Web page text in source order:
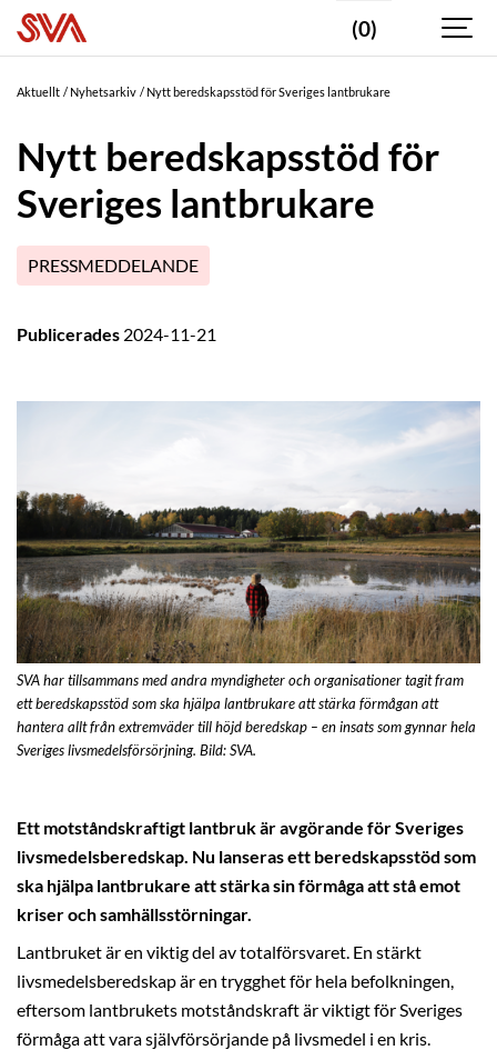
(0)
Aktuellt Nyhetsarkiv Nytt beredskapsstöd för Sveriges lantbrukare
Nytt beredskapsstöd för
Sveriges lantbrukare
PRESSMEDDELANDE
Publicerades 2024-11-21
SVA har tillsammans med andra myndigheter och organisationer tagit fram
ett beredskapsstöd som ska hjälpa lantbrukare att stärka förmågan att
hantera allt från extremväder till höjd beredskap – en insats som gynnar hela
Sveriges livsmedelsförsörjning. Bild: SVA.
Ett motståndskraftigt lantbruk är avgörande för Sveriges
livsmedelsberedskap. Nu lanseras ett beredskapsstöd som
ska hjälpa lantbrukare att stärka sin förmåga att stå emot
kriser och samhällsstörningar.
Lantbruket är en viktig del av totalförsvaret. En stärkt
livsmedelsberedskap är en trygghet för hela befolkningen,
eftersom lantbrukets motståndskraft är viktigt för Sveriges
förmåga att vara självförsörjande på livsmedel i en kris.